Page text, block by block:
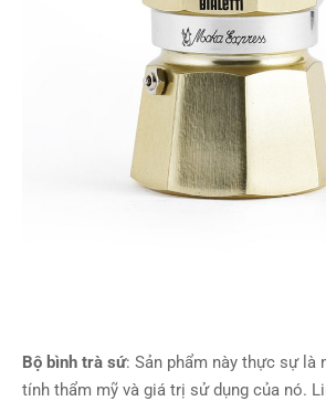
Bộ bình trà sứ: Sản phẩm này thực sự là
tính thẩm mỹ và giá trị sử dụng của nó.